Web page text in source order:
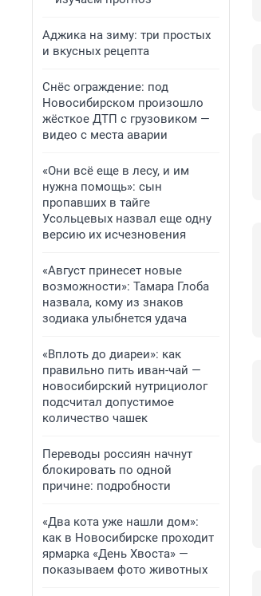
Аджика на зиму: три простых
и вкусных рецепта
Снёс ограждение: под
Новосибирском произошло
жёсткое ДТП с грузовиком —
видео с места аварии
«Они всё еще в лесу, и им
нужна помощь»: сын
пропавших в тайге
Усольцевых назвал еще одну
версию их исчезновения
«Август принесет новые
возможности»: Тамара Глоба
назвала, кому из знаков
зодиака улыбнется удача
«Вплоть до диареи»: как
правильно пить иван-чай —
новосибирский нутрициолог
подсчитал допустимое
количество чашек
Переводы россиян начнут
блокировать по одной
причине: подробности
«Два кота уже нашли дом»:
как в Новосибирске проходит
ярмарка «День Хвоста» —
показываем фото животных